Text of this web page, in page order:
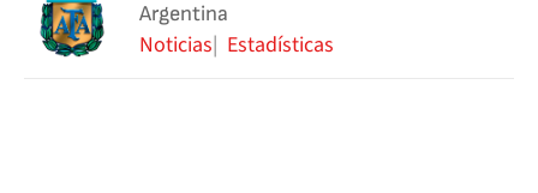
Argentina
Noticias Estadísticas